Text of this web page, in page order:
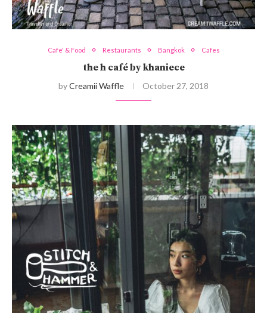
Cafe' & Food Restaurants Bangkok Cafes
the h café by khaniece
byCreamii Waffle October 27, 2018